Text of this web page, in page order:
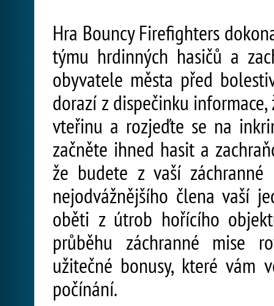
Hra Bouncy Firefighters
týmu hrdinných hasičů a
obyvatele města před
dorazí z dispečinku
vteřinu a rozjeďte se na
začněte ihned hasit a
že budete z vaší
nejodvážnějšího člena vaší
oběti z útrob hořícího
průběhu záchranné mise
užitečné bonusy, které vám
počínání.